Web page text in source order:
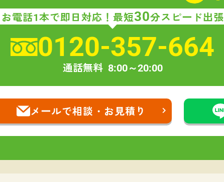
お電話1本で即日対応！ 最短30分スピード出張
0120-357-664
通話無料 8:00～20:00
メールで相談・お見積り